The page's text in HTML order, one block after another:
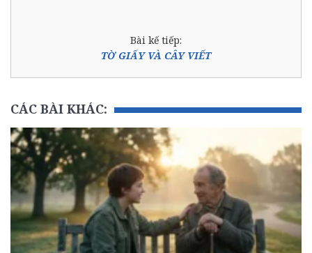
Bài kế tiếp:
TỜ GIẤY VÀ CÂY VIẾT
CÁC BÀI KHÁC: